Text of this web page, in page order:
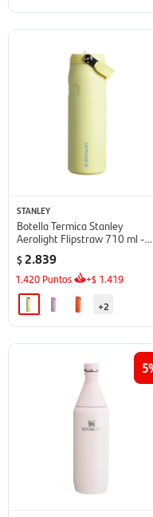
STANLEY
Botella Termica Stanley
Aerolight Flipstraw 710 ml -
Pomelo
$ 2.839
1.420 Puntos +$ 1.419
+2
5